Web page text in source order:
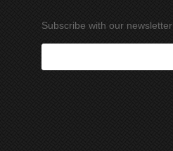
Subscribe with our newsletter